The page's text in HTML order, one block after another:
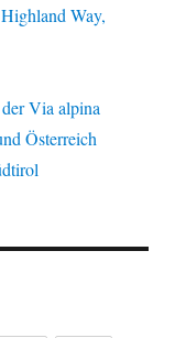
Way,
Via alpina
Österreich